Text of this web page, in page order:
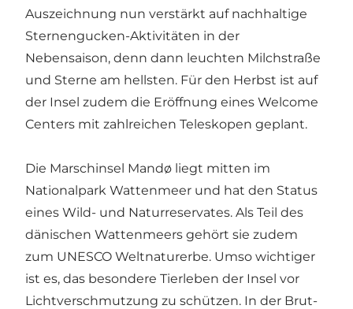
Auszeichnung nun verstärkt auf nachhaltige
Sternengucken-Aktivitäten in der
Nebensaison, denn dann leuchten Milchstraße
und Sterne am hellsten. Für den Herbst ist auf
der Insel zudem die Eröffnung eines Welcome
Centers mit zahlreichen Teleskopen geplant.
Die Marschinsel Mandø liegt mitten im
Nationalpark Wattenmeer und hat den Status
eines Wild- und Naturreservates. Als Teil des
dänischen Wattenmeers gehört sie zudem
zum UNESCO Weltnaturerbe. Umso wichtiger
ist es, das besondere Tierleben der Insel vor
Lichtverschmutzung zu schützen. In der Brut-